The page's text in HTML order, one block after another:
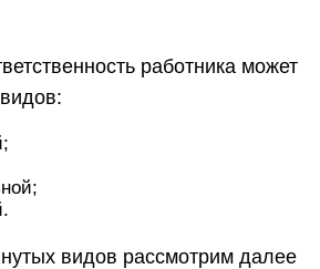
работника может
видов рассмотрим далее